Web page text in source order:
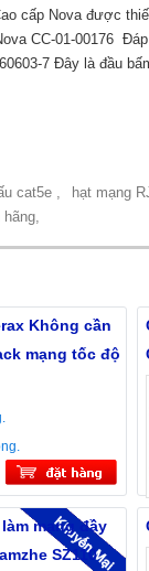
cấp Nova được
CC-01-00176
7 Đây là đầu
cat5e , hạt mạng
Không cần
mạng tốc độ
mạng đầy
SZ110